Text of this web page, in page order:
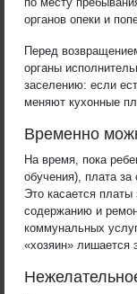
органов опеки и
Перед
органы
заселению: если
меняют кухонные
Временно
На время, пока
обучения), плата за
Это касается платы
содержанию и
коммунальных
«хозяин» лишается